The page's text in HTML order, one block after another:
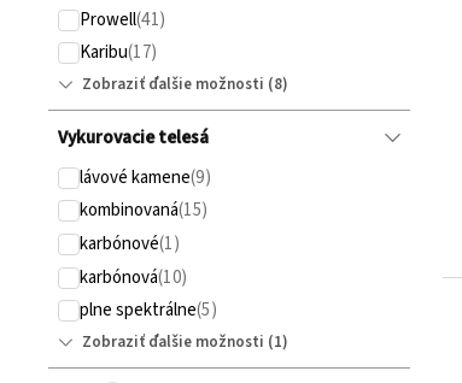
Prowell
Karibu
Zobraziť ďalšie možnosti
Vykurovacie telesá
lávové kamene
kombinovaná
karbónové
karbónová
plne spektrálne
Zobraziť ďalšie možnosti